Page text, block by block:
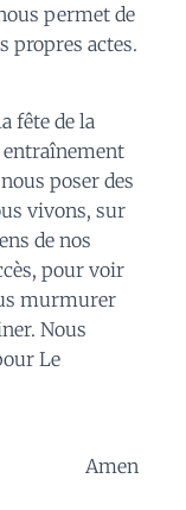
permet de
propres actes.
fête de la
entraînement
poser des
vivons, sur
de nos
pour voir
murmurer
Nous
Le
Amen